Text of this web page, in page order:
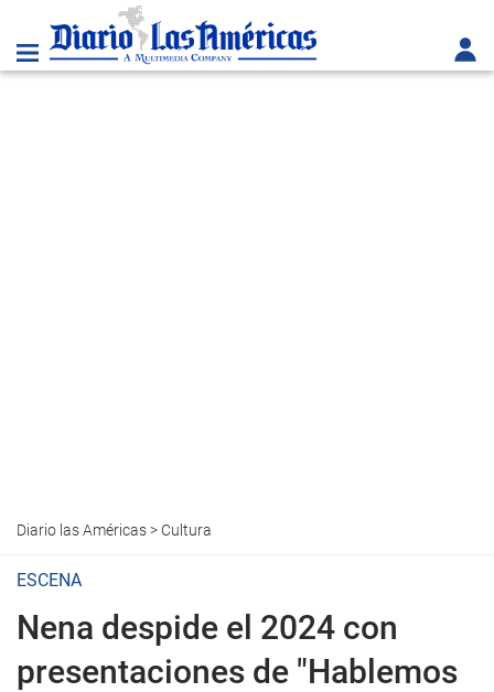
Diario las Américas> Cultura
ESCENA
Nena despide el 2024 con
presentaciones de "Hablemos